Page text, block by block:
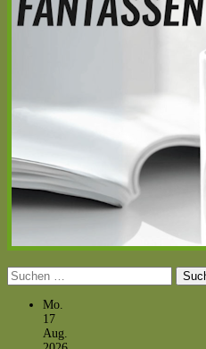
Suchen
nach:
Mo.
17
Aug.